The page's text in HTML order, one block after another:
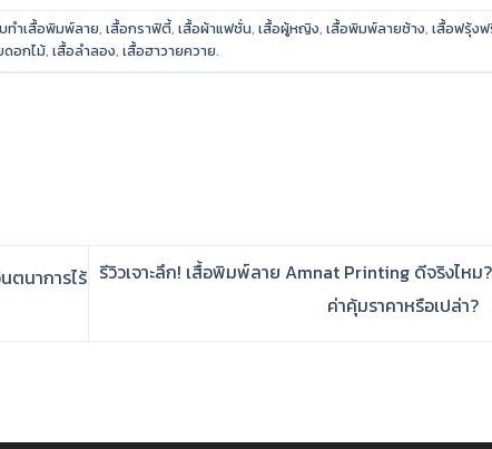
ทำเสื้อพิมพ์ลาย,เสื้อกราฟิตี้,เสื้อผ้าแฟชั่น,เสื้อผู้หญิง,เสื้อพิมพ์ลายช้าง,เสื้อฟรุ้ง
ดอกไม้, เสื้อลำลอง, เสื้อฮาวายควาย.
ตนาการไร้ รีวิวเจาะลึก! เสื้อพิมพ์ลาย Amnat Printing ดีจริงไหม
ค่าคุ้มราคาหรือเปล่า?